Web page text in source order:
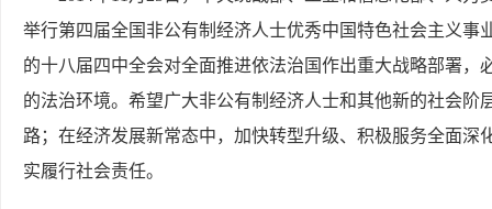
举行第四届全国非公有制经济人士优秀中国特色社会主义
的十八届四中全会对全面推进依法治国作出重大战略部署
的法治环境。希望广大非公有制经济人士和其他新的社会
路；在经济发展新常态中，加快转型升级、积极服务全面
实履行社会责任。